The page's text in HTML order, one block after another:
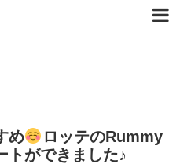
め
ロッテのRummy
トができました♪